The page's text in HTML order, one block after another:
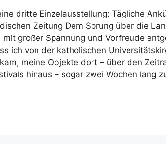
dritte Einzelausstellung: Tägliche
Zeitung Dem Sprung über die
mit großer Spannung und Vorfreude
ich von der katholischen
meine Objekte dort – über den
hinaus – sogar zwei Wochen lang